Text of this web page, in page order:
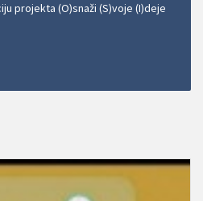
projekta (O)snaži (S)voje (I)deje